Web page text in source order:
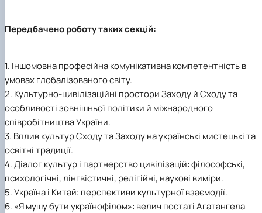
Передбачено роботу таких секцій:
1. Іншомовна професійна комунікативна компетентність в
умовах глобалізованого світу.
2. Культурно-цивілізаційні простори Заходу й Сходу та
особливості зовнішньої політики й міжнародного
співробітництва України.
3. Вплив культур Сходу та Заходу на українські мистецькі та
освітні традиції.
4. Діалог культур і партнерство цивілізацій: філософські,
психологічні, лінгвістичні, релігійні, наукові виміри.
5. Україна і Китай: перспективи культурної взаємодії.
6. «Я мушу бути українофілом»: велич постаті Агатангела